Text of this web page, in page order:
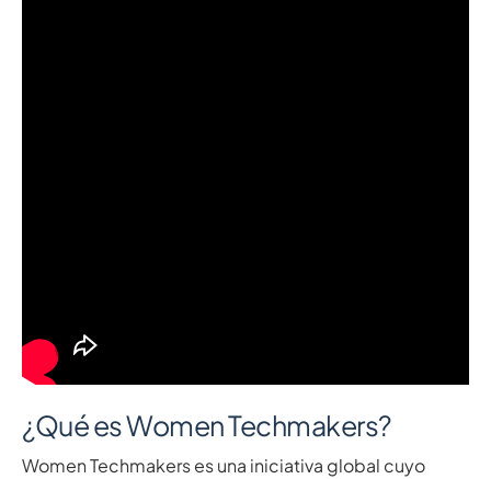
¿Qué es Women Techmakers?
Women Techmakers es una iniciativa global cuyo